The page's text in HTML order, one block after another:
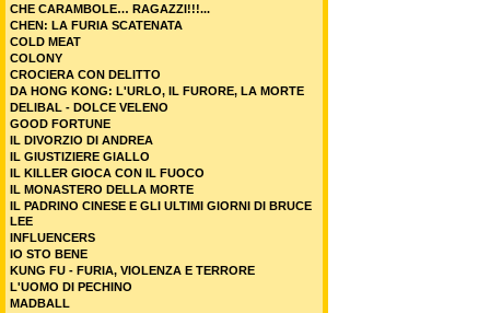
CHE CARAMBOLE… RAGAZZI!!!...
CHEN: LA FURIA SCATENATA
COLD MEAT
COLONY
CROCIERA CON DELITTO
DA HONG KONG: L'URLO, IL FURORE, LA MORTE
DELIBAL - DOLCE VELENO
GOOD FORTUNE
IL DIVORZIO DI ANDREA
IL GIUSTIZIERE GIALLO
IL KILLER GIOCA CON IL FUOCO
IL MONASTERO DELLA MORTE
IL PADRINO CINESE E GLI ULTIMI GIORNI DI BRUCE
LEE
INFLUENCERS
IO STO BENE
KUNG FU - FURIA, VIOLENZA E TERRORE
L'UOMO DI PECHINO
MADBALL